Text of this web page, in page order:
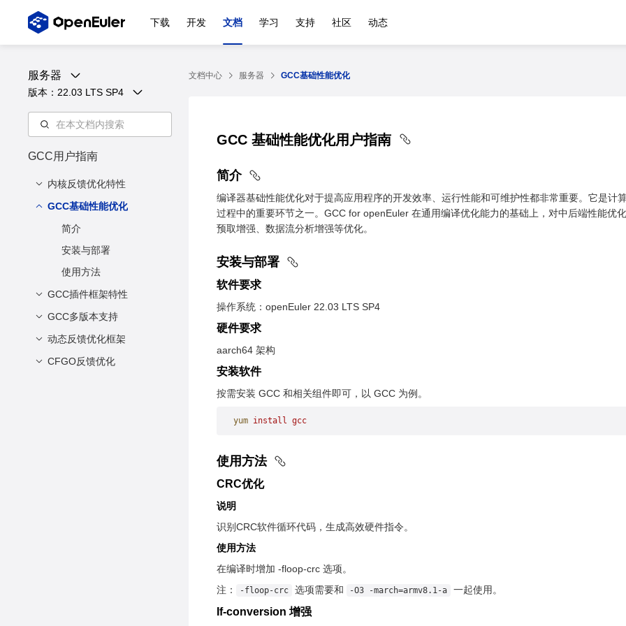
下载 开发 文档 学习 支持 社区 动态
服务器
版本： 22.03 LTS SP4
GCC用户指南
内核反馈优化特性
软件要求
硬件要求
安装软件
GCC基础性能优化
简介
安装与部署
使用方法
GCC插件框架特性
软件要求
硬件要求
环境准备
GCC多版本支持
简介
安装与部署
动态反馈优化框架
介绍
CFGO反馈优化
文档中心 服务器 GCC基础性能优化
GCC 基础性能优化用户指南
简介
编译器基础性能优化对于提高应用程序的开发效率、运行性能和可维护性都非常重要。它是计
过程中的重要环节之一。GCC for openEuler 在通用编译优化能力的基础上，对中后端性能优
预取增强、数据流分析增强等优化。
安装与部署
软件要求
操作系统：openEuler 22.03 LTS SP4
硬件要求
aarch64 架构
安装软件
按需安装 GCC 和相关组件即可，以 GCC 为例。
yum install gcc
使用方法
CRC优化
说明
识别CRC软件循环代码，生成高效硬件指令。
使用方法
在编译时增加 -floop-crc 选项。
注：
-floop-crc 选项需要和 -O3 -march=armv8.1-a 一起使用。
If-conversion 增强